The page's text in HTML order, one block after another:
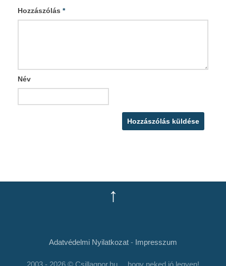
Hozzászólás *
Név
↑
Adatvédelmi Nyilatkozat - Impresszum
2003 - 2026 © Csillagpor.hu ... hogy neked jó legyen!